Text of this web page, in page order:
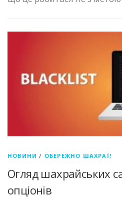
НОВИНИ / ОБЕРЕЖНО ШАХРАЇ!
Огляд шахрайських
опціонів